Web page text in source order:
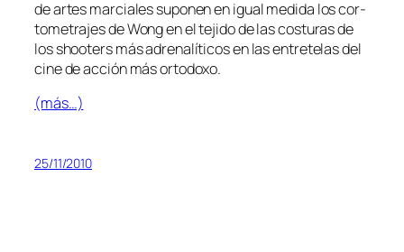
de ar­tes mar­cia­les su­po­nen en igual me­di­da los cor­
to­me­tra­jes de Wong en el te­ji­do de las cos­tu­ras de
los shoo­ters más adre­na­lí­ti­cos en las en­tre­te­las del
ci­ne de ac­ción más ortodoxo.
(más…)
25/11/2010